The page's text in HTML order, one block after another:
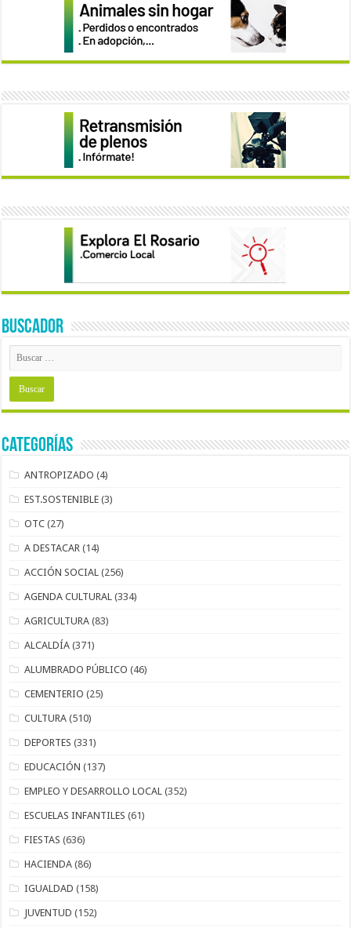
BUSCADOR
Categorías
ANTROPIZADO (4)
EST.SOSTENIBLE (3)
OTC (27)
A DESTACAR (14)
ACCIÓN SOCIAL (256)
AGENDA CULTURAL (334)
AGRICULTURA (83)
ALCALDÍA (371)
ALUMBRADO PÚBLICO (46)
CEMENTERIO (25)
CULTURA (510)
DEPORTES (331)
EDUCACIÓN (137)
EMPLEO Y DESARROLLO LOCAL (352)
ESCUELAS INFANTILES (61)
FIESTAS (636)
HACIENDA (86)
IGUALDAD (158)
JUVENTUD (152)